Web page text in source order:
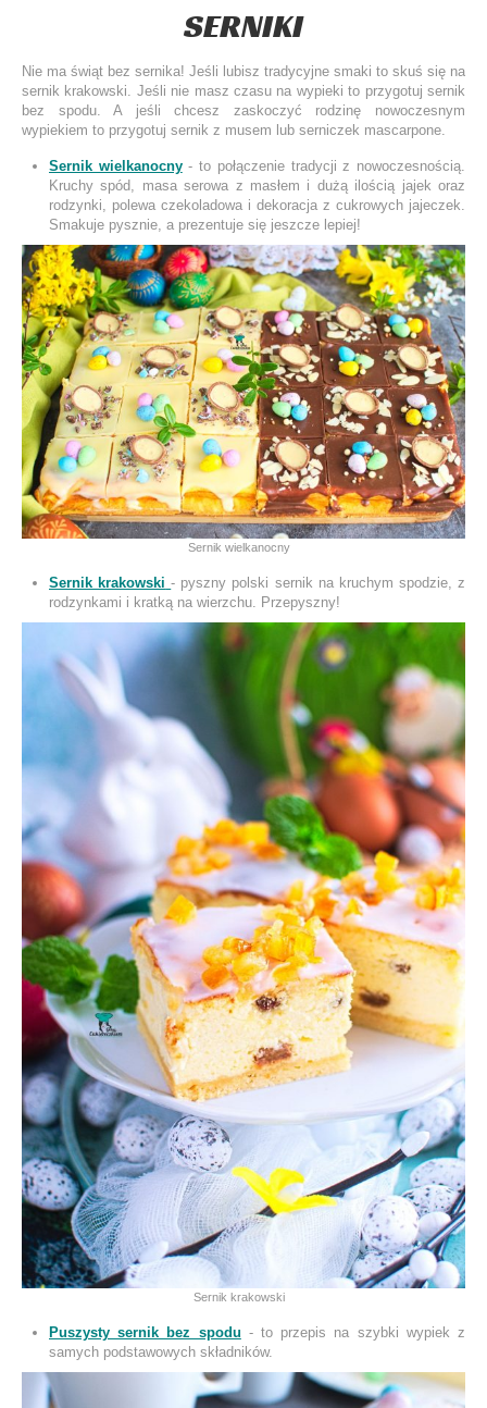
SERNIKI
Nie ma świąt bez sernika! Jeśli lubisz tradycyjne smaki to skuś się na
sernik krakowski. Jeśli nie masz czasu na wypieki to przygotuj sernik
bez spodu. A jeśli chcesz zaskoczyć rodzinę nowoczesnym
wypiekiem to przygotuj sernik z musem lub serniczek mascarpone.
Sernik wielkanocny- to połączenie tradycji z nowoczesnością.
Kruchy spód, masa serowa z masłem i dużą ilością jajek oraz
rodzynki, polewa czekoladowa i dekoracja z cukrowych jajeczek.
Smakuje pysznie, a prezentuje się jeszcze lepiej!
Sernik wielkanocny
Sernik krakowski - pyszny polski sernik na kruchym spodzie, z
rodzynkami i kratką na wierzchu. Przepyszny!
Sernik krakowski
Puszysty sernik bez spodu - to przepis na szybki wypiek z
samych podstawowych składników.